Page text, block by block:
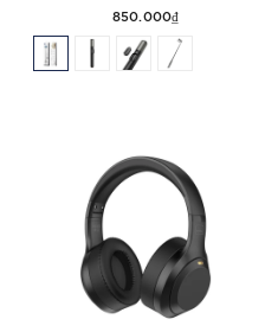
850.000₫